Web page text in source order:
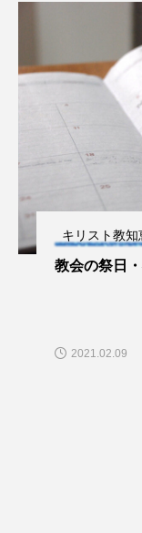
キリスト教知
教会の祭日
2021.02.09